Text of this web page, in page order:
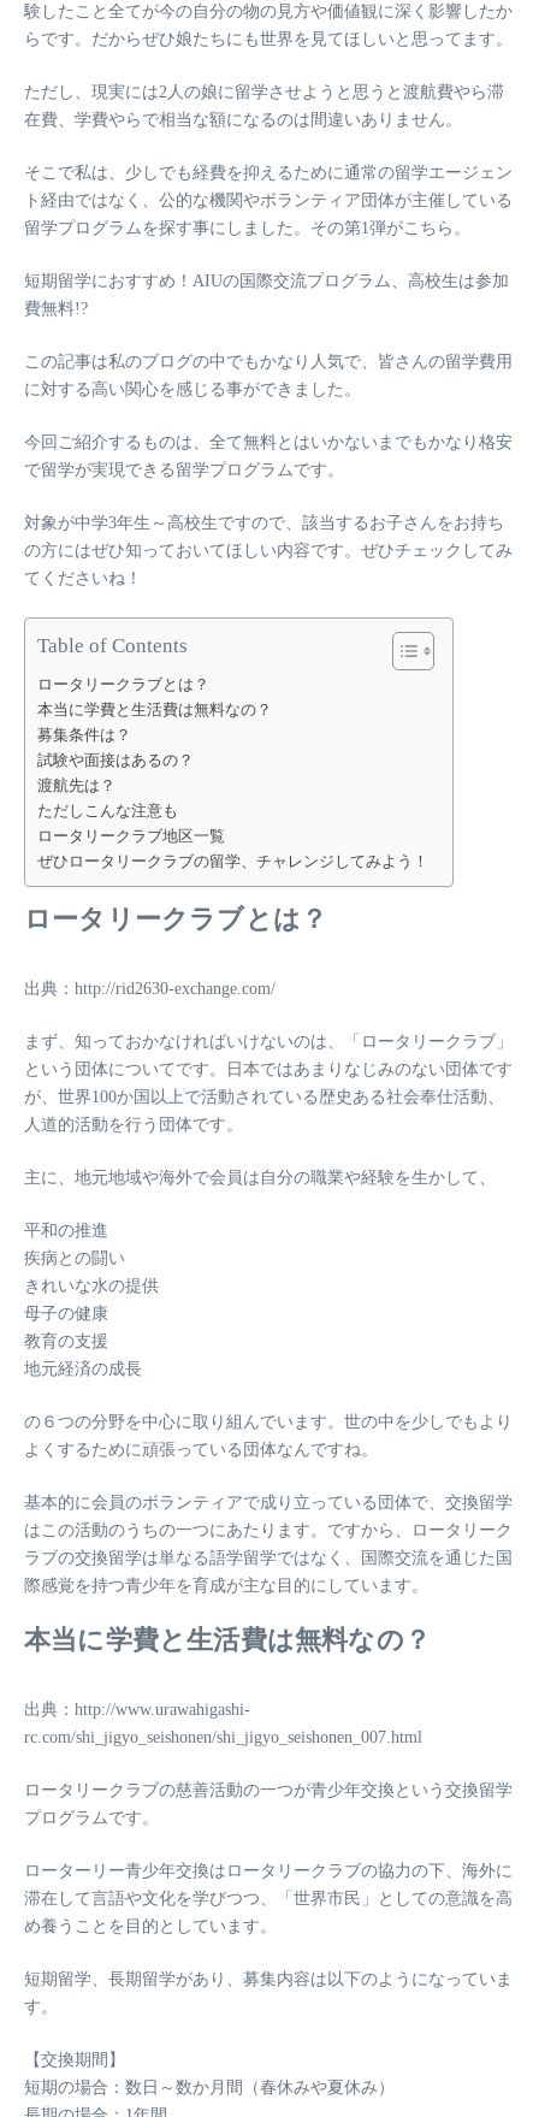
験したこと全てが今の自分の物の見方や価値観に深く影響したか
らです。だからぜひ娘たちにも世界を見てほしいと思ってます。
ただし、現実には2人の娘に留学させようと思うと渡航費やら滞
在費、学費やらで相当な額になるのは間違いありません。
そこで私は、少しでも経費を抑えるために通常の留学エージェン
ト経由ではなく、 公的な機関やボランティア団体が主催している
留学プログラムを探す事にしました。 その第1弾がこちら。
短期留学におすすめ！AIUの国際交流プログラム、高校生は参加
費無料!?
この記事は私のブログの中でもかなり人気で、皆さんの留学費用
に対する高い関心を感じる事ができました。
今回ご紹介するものは、全て無料とはいかないまでもかなり格安
で留学が実現できる留学プログラムです。
対象が中学3年生～高校生ですので、該当するお子さんをお持ち
の方にはぜひ知っておいてほしい内容です。ぜひチェックしてみ
てくださいね！
Table of Contents
ロータリークラブとは？
本当に学費と生活費は無料なの？
募集条件は？
試験や面接はあるの？
渡航先は？
ただしこんな注意も
ロータリークラブ地区一覧
ぜひロータリークラブの留学、チャレンジしてみよう！
ロータリークラブとは？
出典：http://rid2630-exchange.com/
まず、知っておかなければいけないのは、「ロータリークラブ」
という団体についてです。日本ではあまりなじみのない団体です
が、世界100か国以上で活動されている歴史ある社会奉仕活動、
人道的活動を行う団体です。
主に、地元地域や海外で会員は自分の職業や経験を生かして、
平和の推進
疾病との闘い
きれいな水の提供
母子の健康
教育の支援
地元経済の成長
の６つの分野を中心に取り組んでいます。世の中を少しでもより
よくするために頑張っている団体なんですね。
基本的に会員のボランティアで成り立っている団体で、交換留学
はこの活動のうちの一つにあたります。ですから、ロータリーク
ラブの交換留学は単なる語学留学ではなく、国際交流を通じた国
際感覚を持つ青少年を育成が主な目的にしています。
本当に学費と生活費は無料なの？
出典：http://www.urawahigashi-
rc.com/shi_jigyo_seishonen/shi_jigyo_seishonen_007.html
ロータリークラブの慈善活動の一つが青少年交換という交換留学
プログラムです。
ローターリー青少年交換はロータリークラブの協力の下、海外に
滞在して言語や文化を学びつつ、「世界市民」としての意識を高
め養うことを目的としています。
短期留学、長期留学があり、募集内容は以下のようになっていま
す。
【交換期間】
短期の場合：数日～数か月間（春休みや夏休み）